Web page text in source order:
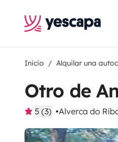
Inicio Alquilar una
Otro de
5 (3) Alverca do